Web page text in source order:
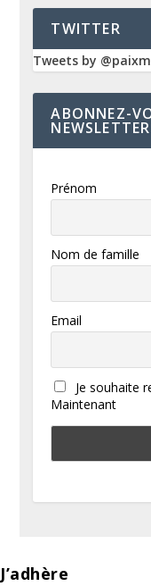
TWITTER
Tweets by
ABONNEZ-
NEWSLETTER
Prénom
Nom de famille
Email
Je souhaite
Maintenant
J’adhère